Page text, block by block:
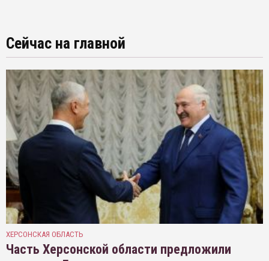
Сейчас на главной
ХЕРСОНСКАЯ ОБЛАСТЬ
Часть Херсонской области предложили